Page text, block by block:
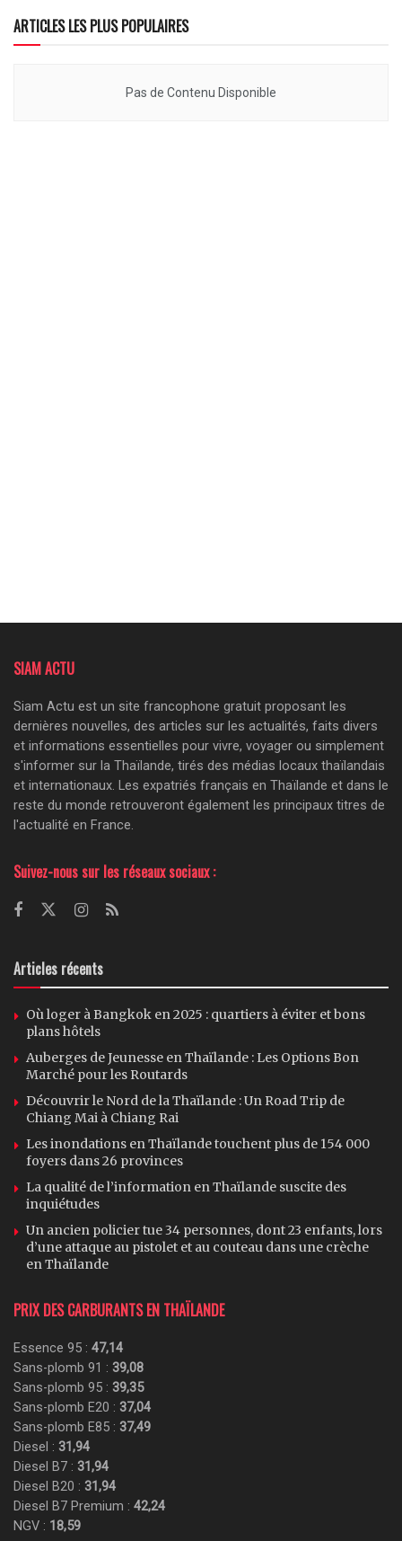
ARTICLES LES PLUS POPULAIRES
Pas de Contenu Disponible
SIAM ACTU
Siam Actu est un site francophone gratuit proposant les
dernières nouvelles, des articles sur les actualités, faits divers
et informations essentielles pour vivre, voyager ou simplement
s'informer sur la Thaïlande, tirés des médias locaux thaïlandais
et internationaux. Les expatriés français en Thaïlande et dans le
reste du monde retrouveront également les principaux titres de
l'actualité en France.
Suivez-nous sur les réseaux sociaux :
Articles récents
Où loger à Bangkok en 2025 : quartiers à éviter et bons
plans hôtels
Auberges de Jeunesse en Thaïlande : Les Options Bon
Marché pour les Routards
Découvrir le Nord de la Thaïlande : Un Road Trip de
Chiang Mai à Chiang Rai
Les inondations en Thaïlande touchent plus de 154 000
foyers dans 26 provinces
La qualité de l’information en Thaïlande suscite des
inquiétudes
Un ancien policier tue 34 personnes, dont 23 enfants, lors
d’une attaque au pistolet et au couteau dans une crèche
en Thaïlande
PRIX DES CARBURANTS EN THAÏLANDE
Essence 95 : 47,14
Sans-plomb 91 : 39,08
Sans-plomb 95 : 39,35
Sans-plomb E20 : 37,04
Sans-plomb E85 : 37,49
Diesel : 31,94
Diesel B7 : 31,94
Diesel B20 : 31,94
Diesel B7 Premium : 42,24
NGV : 18,59